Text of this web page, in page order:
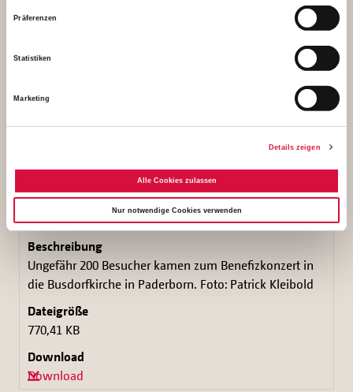
Präferenzen
Statistiken
Marketing
Details zeigen
Alle Cookies zulassen
Nur notwendige Cookies verwenden
Download
Ungefähr 200 Besucher kamen zum Benefizkonzert in
die Busdorfkirche in Paderborn. Foto: Patrick Kleibold
770,41 KB
Download